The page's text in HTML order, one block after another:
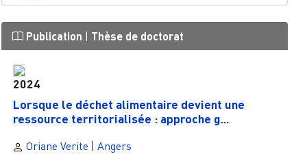
Publication | Thèse de doctorat
2024
Lorsque le déchet alimentaire devient une
ressource territorialisée : approche g...
Oriane Verite | Angers